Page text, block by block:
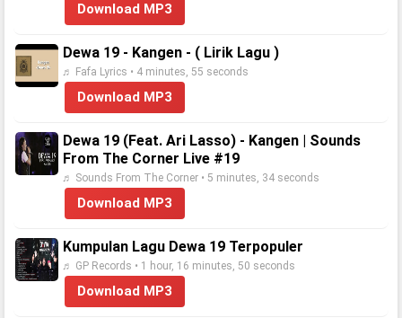
Download MP3
Dewa 19 - Kangen - ( Lirik Lagu )
♬ Fafa Lyrics • 4 minutes, 55 seconds
Download MP3
Dewa 19 (Feat. Ari Lasso) - Kangen | Sounds
From The Corner Live #19
♬ Sounds From The Corner • 5 minutes, 34 seconds
Download MP3
Kumpulan Lagu Dewa 19 Terpopuler
♬ GP Records • 1 hour, 16 minutes, 50 seconds
Download MP3